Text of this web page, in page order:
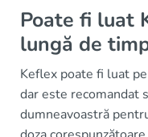
Poate fi luat
lungă de
Keflex poate fi luat
dar este recomandat
dumneavoastră